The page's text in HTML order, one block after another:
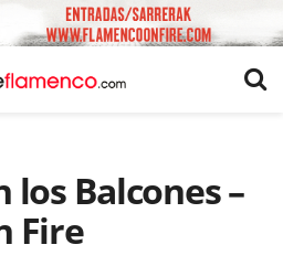
los Balcones –
Fire